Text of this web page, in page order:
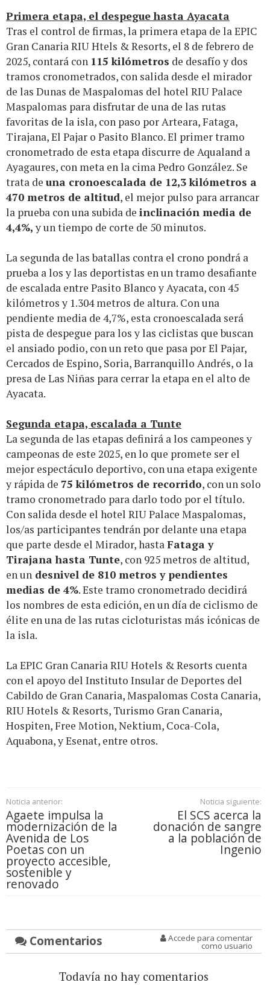
Primera etapa, el despegue hasta Ayacata
Tras el control de firmas, la primera etapa de la EPIC
Gran Canaria RIU Htels & Resorts, el 8 de febrero de
2025, contará con 115 kilómetros de desafío y dos
tramos cronometrados, con salida desde el mirador
de las Dunas de Maspalomas del hotel RIU Palace
Maspalomas para disfrutar de una de las rutas
favoritas de la isla, con paso por Arteara, Fataga,
Tirajana, El Pajar o Pasito Blanco. El primer tramo
cronometrado de esta etapa discurre de Aqualand a
Ayagaures, con meta en la cima Pedro González. Se
trata de una cronoescalada de 12,3 kilómetros a
470 metros de altitud, el mejor pulso para arrancar
la prueba con una subida de inclinación media de
4,4%, y un tiempo de corte de 50 minutos.
La segunda de las batallas contra el crono pondrá a
prueba a los y las deportistas en un tramo desafiante
de escalada entre Pasito Blanco y Ayacata, con 45
kilómetros y 1.304 metros de altura. Con una
pendiente media de 4,7%, esta cronoescalada será
pista de despegue para los y las ciclistas que buscan
el ansiado podio, con un reto que pasa por El Pajar,
Cercados de Espino, Soria, Barranquillo Andrés, o la
presa de Las Niñas para cerrar la etapa en el alto de
Ayacata.
Segunda etapa, escalada a Tunte
La segunda de las etapas definirá a los campeones y
campeonas de este 2025, en lo que promete ser el
mejor espectáculo deportivo, con una etapa exigente
y rápida de 75 kilómetros de recorrido, con un solo
tramo cronometrado para darlo todo por el título.
Con salida desde el hotel RIU Palace Maspalomas,
los/as participantes tendrán por delante una etapa
que parte desde el Mirador, hastaFataga y
Tirajana hasta Tunte, con 925 metros de altitud,
en un desnivel de 810 metros y pendientes
medias de 4%. Este tramo cronometrado decidirá
los nombres de esta edición, en un día de ciclismo de
élite en una de las rutas cicloturistas más icónicas de
la isla.
La EPIC Gran Canaria RIU Hotels & Resorts cuenta
con el apoyo del Instituto Insular de Deportes del
Cabildo de Gran Canaria, Maspalomas Costa Canaria,
RIU Hotels & Resorts, Turismo Gran Canaria,
Hospiten, Free Motion, Nektium, Coca-Cola,
Aquabona, y Esenat, entre otros.
Noticia anterior:
Agaete impulsa la
modernización de la
Avenida de Los
Poetas con un
proyecto accesible,
sostenible y
renovado
Noticia siguiente:
El SCS acerca la
donación de sangre
a la población de
Ingenio
Comentarios Accede para comentar
como usuario
Todavía no hay comentarios